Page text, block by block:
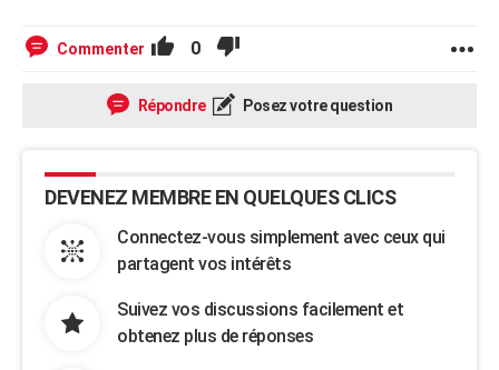
Commenter 0
Répondre Posez votre question
DEVENEZ MEMBRE EN QUELQUES CLICS
Connectez-vous simplement avec ceux qui
partagent vos intérêts
Suivez vos discussions facilement et
obtenez plus de réponses